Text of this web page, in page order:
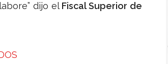
dijo elFiscal Superior de